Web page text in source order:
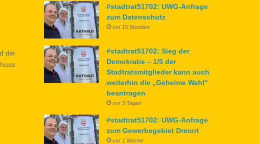
die
#stadtrat51702: UWG-Anfrage
zum Datenschutz
vor 15 Stunden
#stadtrat51702: Sieg der
Demokratie – 1/5 der
Stadtratsmitglieder kann auch
weiterhin die „Geheime Wahl“
beantragen
vor 3 Tagen
#stadtrat51702: UWG-Anfrage
zum Gewerbegebiet Dreiort
vor 1 Woche